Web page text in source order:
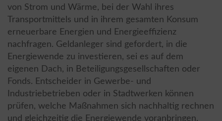
von Strom und Wärme, bei der Wahl ihres
Transportmittels und in ihrem gesamten Konsum
erneuerbare Energien und Energieeffizienz
nachfragen. Geldanleger sind gefordert, in die
Energiewende zu investieren, sei es auf dem
eigenen Dach, in Beteiligungsgesellschaften oder
Fonds. Entscheider in Gewerbe- und
Industriebetrieben oder in Stadtwerken können
prüfen, welche Maßnahmen sich nachhaltig rechnen
und gleichzeitig die Energiewende voranbringen.